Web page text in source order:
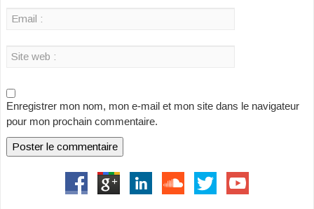
Enregistrer mon nom, mon e-mail et mon site dans le navigateur
pour mon prochain commentaire.